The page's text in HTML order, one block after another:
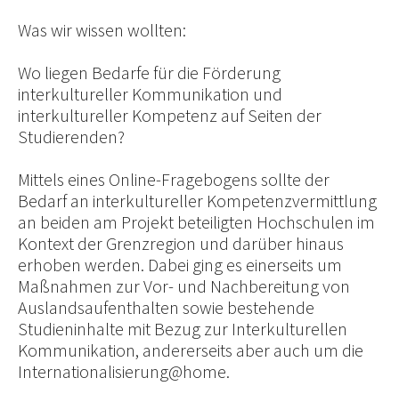
Was wir wissen wollten:
Wo liegen Bedarfe für die Förderung
interkultureller Kommunikation und
interkultureller Kompetenz auf Seiten der
Studierenden?
Mittels eines Online-Fragebogens sollte der
Bedarf an interkultureller Kompetenzvermittlung
an beiden am Projekt beteiligten Hochschulen im
Kontext der Grenzregion und darüber hinaus
erhoben werden. Dabei ging es einerseits um
Maßnahmen zur Vor- und Nachbereitung von
Auslandsaufenthalten sowie bestehende
Studieninhalte mit Bezug zur Interkulturellen
Kommunikation, andererseits aber auch um die
Internationalisierung@home.